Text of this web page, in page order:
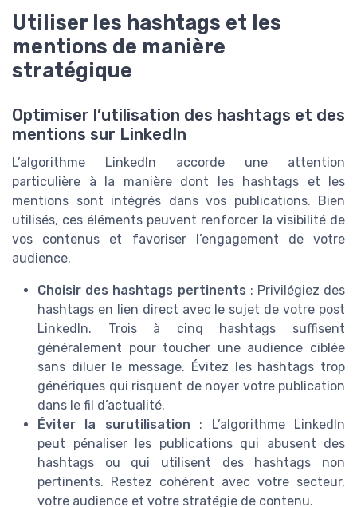
Utiliser les hashtags et les
mentions de manière
stratégique
Optimiser l’utilisation des hashtags et des
mentions sur LinkedIn
L’algorithme LinkedIn accorde une attention
particulière à la manière dont les hashtags et les
mentions sont intégrés dans vos publications. Bien
utilisés, ces éléments peuvent renforcer la visibilité de
vos contenus et favoriser l’engagement de votre
audience.
Choisir des hashtags pertinents : Privilégiez des
hashtags en lien direct avec le sujet de votre post
LinkedIn. Trois à cinq hashtags suffisent
généralement pour toucher une audience ciblée
sans diluer le message. Évitez les hashtags trop
génériques qui risquent de noyer votre publication
dans le fil d’actualité.
Éviter la surutilisation : L’algorithme LinkedIn
peut pénaliser les publications qui abusent des
hashtags ou qui utilisent des hashtags non
pertinents. Restez cohérent avec votre secteur,
votre audience et votre stratégie de contenu.